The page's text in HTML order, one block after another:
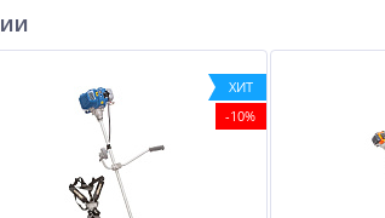
ХИТ
-10%